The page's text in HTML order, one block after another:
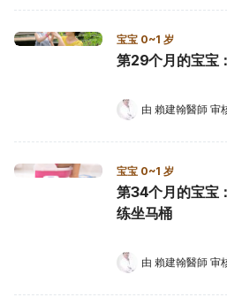
宝宝 0~1 岁
第29个月的宝宝
由 賴建翰醫師 审
宝宝 0~1 岁
第34个月的宝宝
练坐马桶
由 賴建翰醫師 审